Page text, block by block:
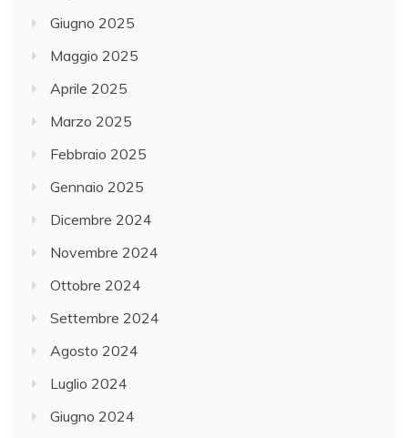
Giugno 2025
Maggio 2025
Aprile 2025
Marzo 2025
Febbraio 2025
Gennaio 2025
Dicembre 2024
Novembre 2024
Ottobre 2024
Settembre 2024
Agosto 2024
Luglio 2024
Giugno 2024